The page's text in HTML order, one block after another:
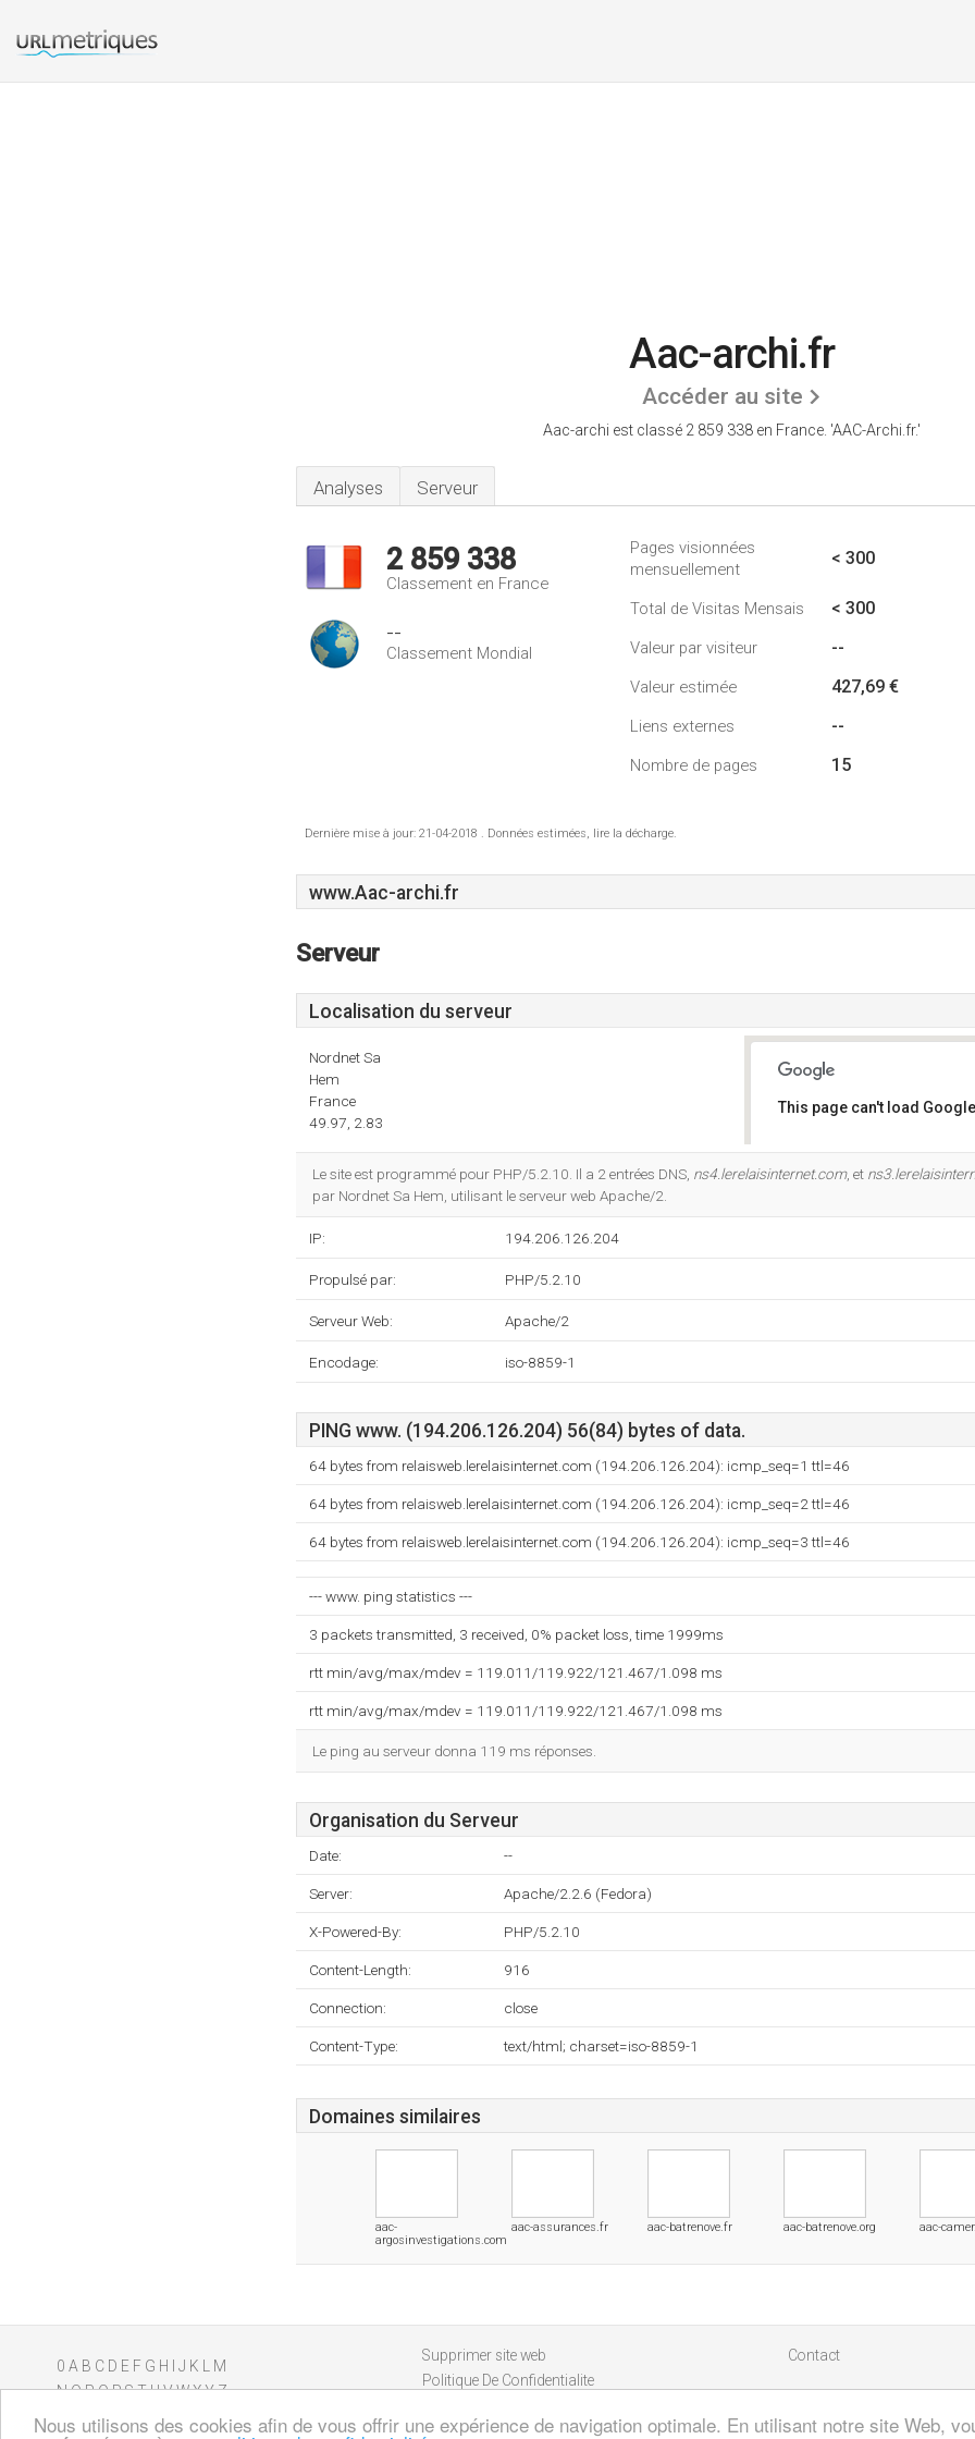
Nous utilisons des cookies afin de vous offrir une expérience de navigation optimale. En utilisant notre site Web,
Aac-archi.fr
Accéder au site
Aac-archi est classé 2 859 338 en France. 'AAC-Archi.fr.'
Analyses Serveur
2 859 338
Classement en France
--
Classement Mondial
Pages visionnées
mensuellement
< 300
Total de Visitas Mensais < 300
Valeur par visiteur --
Valeur estimée 427,69 €
Liens externes --
Nombre de pages 15
Dernière mise à jour: 21-04-2018 . Données estimées, lire la décharge.
www.Aac-archi.fr
Serveur
Localisation du serveur
Nordnet Sa
Hem
France
49.97, 2.83
This page can't load
Le site est programmé pour PHP/5.2.10. Il a 2 entrées DNS, ns4.lerelaisinternet.com, et
par Nordnet Sa Hem, utilisant le serveur web Apache/2.
IP: 194.206.126.204
Propulsé par: PHP/5.2.10
Serveur Web: Apache/2
Encodage: iso-8859-1
PING www. (194.206.126.204) 56(84) bytes of data.
64 bytes from relaisweb.lerelaisinternet.com (194.206.126.204): icmp_seq=1 ttl=46
64 bytes from relaisweb.lerelaisinternet.com (194.206.126.204): icmp_seq=2 ttl=46
64 bytes from relaisweb.lerelaisinternet.com (194.206.126.204): icmp_seq=3 ttl=46
--- www. ping statistics ---
3 packets transmitted, 3 received, 0% packet loss, time 1999ms
rtt min/avg/max/mdev = 119.011/119.922/121.467/1.098 ms
rtt min/avg/max/mdev = 119.011/119.922/121.467/1.098 ms
Le ping au serveur donna 119 ms réponses.
Organisation du Serveur
Date: --
Server: Apache/2.2.6 (Fedora)
X-Powered-By: PHP/5.2.10
Content-Length: 916
Connection: close
Content-Type: text/html; charset=iso-8859-1
Domaines similaires
aac-
argosinvestigations.com
aac-assurances.fr aac-batrenove.fr aac-batrenove.org aac-
0 A B C D E F G H J K
M
NOPQRSTUVWXYZ
Supprimer site web
Politique De Confidentialite
Contact